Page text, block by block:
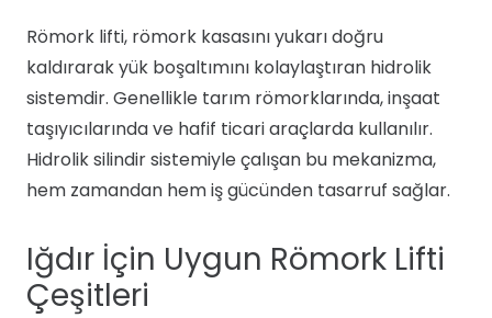
Römork lifti, römork kasasını yukarı doğru
kaldırarak yük boşaltımını kolaylaştıran hidrolik
sistemdir. Genellikle tarım römorklarında, inşaat
taşıyıcılarında ve hafif ticari araçlarda kullanılır.
Hidrolik silindir sistemiyle çalışan bu mekanizma,
hem zamandan hem iş gücünden tasarruf sağlar.
Iğdır İçin Uygun Römork Lifti
Çeşitleri